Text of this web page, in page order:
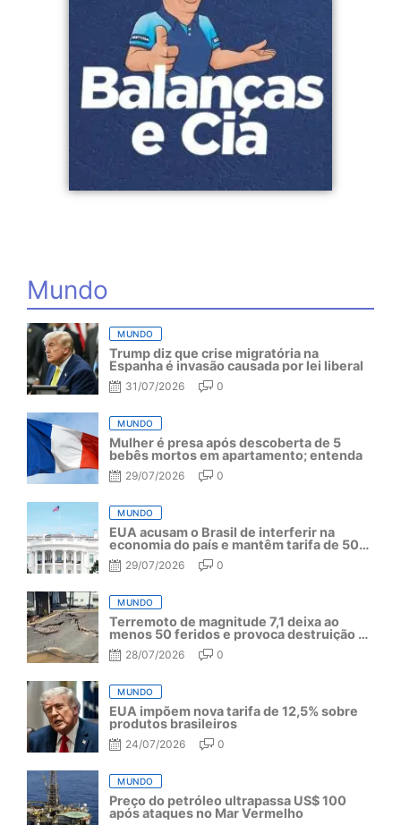
Mundo
MUNDO
Trump diz que crise migratória na
Espanha é invasão causada por lei liberal
31/07/2026 0
MUNDO
Mulher é presa após descoberta de 5
bebês mortos em apartamento; entenda
29/07/2026 0
MUNDO
EUA acusam o Brasil de interferir na
economia do país e mantêm tarifa de 50%
por mais um ano
29/07/2026 0
MUNDO
Terremoto de magnitude 7,1 deixa ao
menos 50 feridos e provoca destruição no
Japão
28/07/2026 0
MUNDO
EUA impõem nova tarifa de 12,5% sobre
produtos brasileiros
24/07/2026 0
MUNDO
Preço do petróleo ultrapassa US$ 100
após ataques no Mar Vermelho